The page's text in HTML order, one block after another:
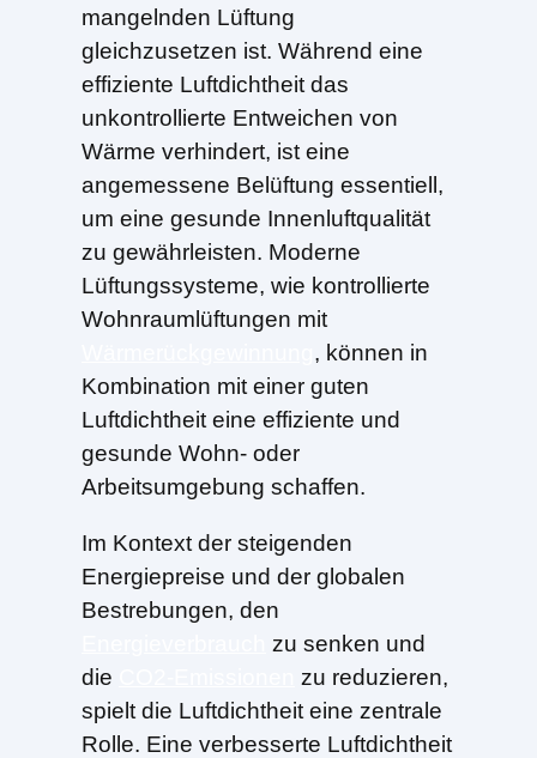
mangelnden Lüftung
gleichzusetzen ist. Während eine
effiziente Luftdichtheit das
unkontrollierte Entweichen von
Wärme verhindert, ist eine
angemessene Belüftung essentiell,
um eine gesunde Innenluftqualität
zu gewährleisten. Moderne
Lüftungssysteme, wie kontrollierte
Wohnraumlüftungen mit
, können in
Kombination mit einer guten
Luftdichtheit eine effiziente und
gesunde Wohn- oder
Arbeitsumgebung schaffen.
Im Kontext der steigenden
Energiepreise und der globalen
Bestrebungen, den
zu senken und
die
zu reduzieren,
spielt die Luftdichtheit eine zentrale
Rolle. Eine verbesserte Luftdichtheit